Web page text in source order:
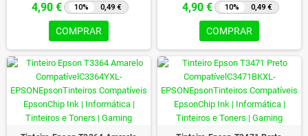
4,90 € 10% 0,49 €
COMPRAR
4,90 € 10% 0,49 €
COMPRAR